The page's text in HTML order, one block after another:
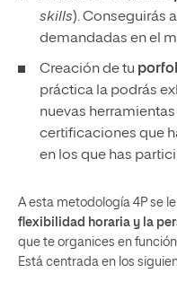
skills). Conseguirás
demandadas en el
Creación de tu
práctica la podrás
nuevas
certificaciones que
en los que has
A esta metodología 4P se
flexibilidad horaria y la
que te organices en
Está centrada en los